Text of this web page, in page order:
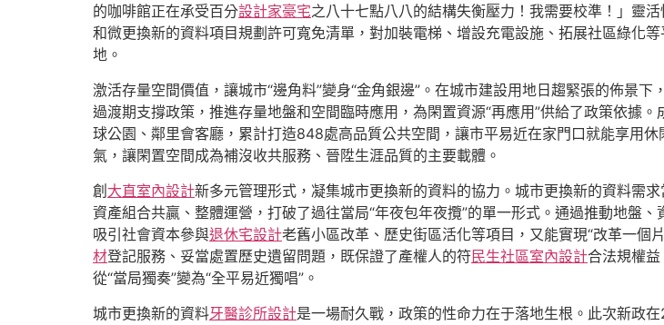
的咖啡館正在承受百分設計家豪宅之八十七點八八的結構失衡壓力！我需要校準！」靈
和微更換新的資料項目規劃許可寬免清單，對加裝電梯、增設充電設施、拓展社區綠化
地。
激活存量空間價值，讓城市“邊角料”變身“金角銀邊”。在城市建設用地日趨緊張的佈景
過渡期支撐政策，推進存量地盤和空間臨時應用，為閑置資源“再應用”供給了政策依據
球公園、鄰里會客廳，累計打造848處高品質公共空間，讓市平易近在家門口就能享用
氣，讓閑置空間成為補沒收共服務、晉陞生涯品質的主要載體。
創 大直室內設計新多元管理形式，凝集城市更換新的資料的協力。城市更換新的資料需求
資產組合共贏、整體運營，打破了過往當局“年夜包年夜攬”的單一形式。通過推動地盤、
吸引社會資本參與退休宅設計老舊小區改革、歷史街區活化等項目，又能實現“改革一個
材登記服務、妥當處置歷史遺留問題，既保證了產權人的符民生社區室內設計合法規權
從“當局獨奏”變為“全平易近獨唱”。
城市更換新的資料牙醫診所設計是一場耐久戰，政策的性命力在于落地生根。此次新政